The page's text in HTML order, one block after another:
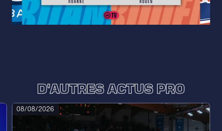
D'AUTRES ACTUS PRO
08/08/2026